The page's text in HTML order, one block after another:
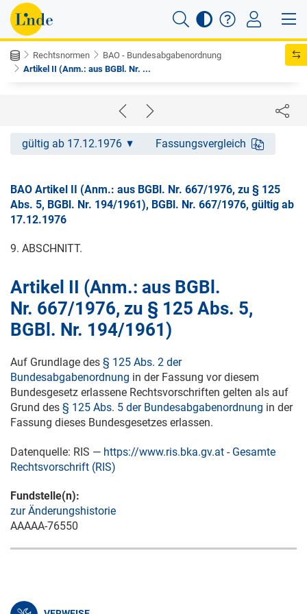
Rechtsnormen
BAO - Bundesabgabenordnung
Artikel II (Anm.: aus BGBl. Nr. ...
gültig ab 17.12.1976 Fassungsvergleich
BAO Artikel II (Anm.: aus BGBl. Nr. 667/1976, zu § 125
Abs. 5, BGBl. Nr. 194/1961), BGBl. Nr. 667/1976, gültig ab
17.12.1976
9. ABSCHNITT.
Artikel II (Anm.: aus BGBl.
Nr. 667/1976, zu § 125 Abs. 5,
BGBl. Nr. 194/1961)
Auf Grundlage des § 125 Abs. 2 der
Bundesabgabenordnung in der Fassung vor diesem
Bundesgesetz erlassene Rechtsvorschriften gelten als auf
Grund des § 125 Abs. 5 der Bundesabgabenordnung in der
Fassung dieses Bundesgesetzes erlassen.
Datenquelle: RIS — https://www.ris.bka.gv.at - Gesamte
Rechtsvorschrift (RIS)
Fundstelle(n):
zur Änderungshistorie
AAAAA-76550